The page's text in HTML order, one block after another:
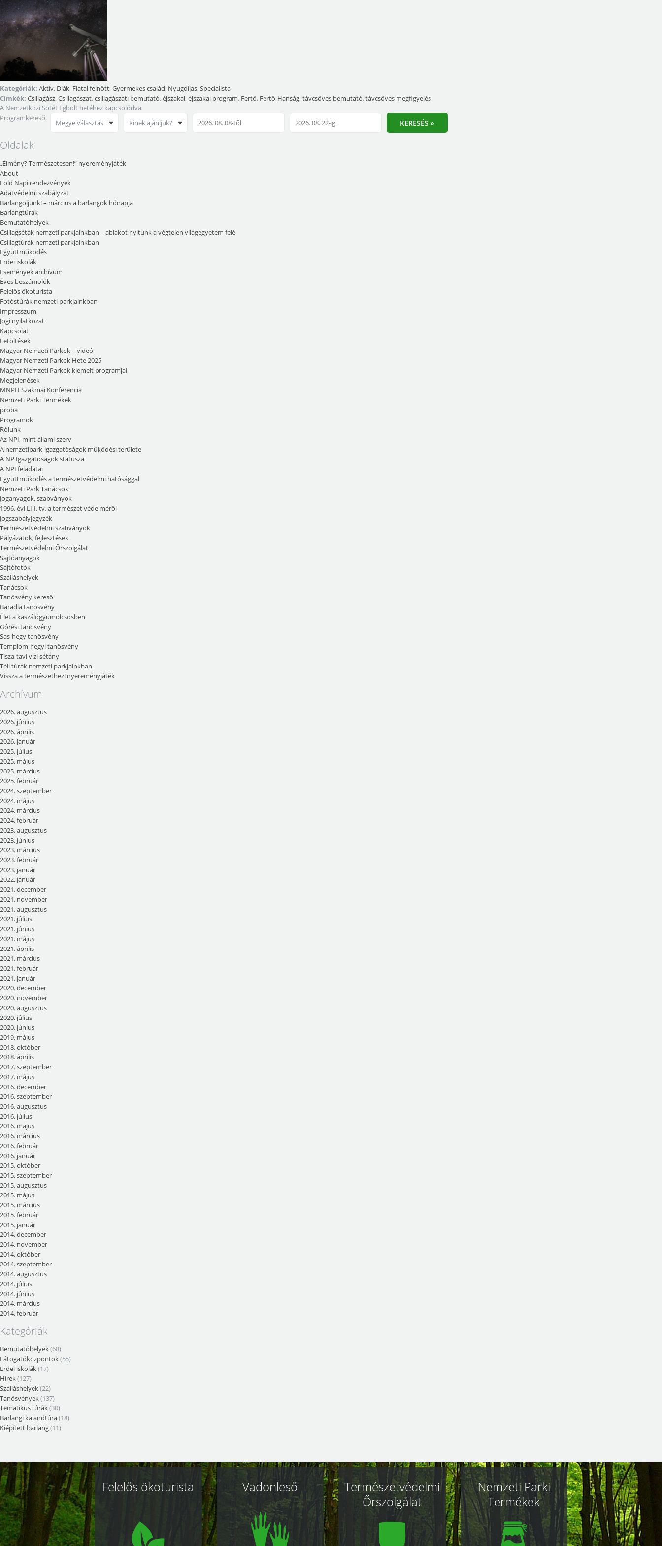
Kategóriák: Aktív, Diák, Fiatal felnőtt, Gyermekes család, Nyugdíjas, Specialista
Címkék: Csillagász, Csillagászat, csillagászati bemutató, éjszakai, éjszakai program, Fertő, Fertő-Hanság, távcsöves bemutató, távcsöves megfigyelés
A Nemzetközi Sötét Égbolt hetéhez kapcsolódva
Programkereső
Megye választás Kinek ajánljuk? KERESÉS »
Oldalak
„Élmény? Természetesen!” nyereményjáték
About
Föld Napi rendezvények
Adatvédelmi szabályzat
Barlangoljunk! – március a barlangok hónapja
Barlangtúrák
Bemutatóhelyek
Csillagséták nemzeti parkjainkban – ablakot nyitunk a végtelen világegyetem felé
Csillagtúrák nemzeti parkjainkban
Együttműködés
Erdei iskolák
Események archívum
Éves beszámolók
Felelős ökoturista
Fotóstúrák nemzeti parkjainkban
Impresszum
Jogi nyilatkozat
Kapcsolat
Letöltések
Magyar Nemzeti Parkok – videó
Magyar Nemzeti Parkok Hete 2025
Magyar Nemzeti Parkok kiemelt programjai
Megjelenések
MNPH Szakmai Konferencia
Nemzeti Parki Termékek
proba
Programok
Rólunk
Az NPI, mint állami szerv
A nemzetipark-igazgatóságok működési területe
A NP Igazgatóságok státusza
A NPI feladatai
Együttműködés a természetvédelmi hatósággal
Nemzeti Park Tanácsok
Joganyagok, szabványok
1996. évi LIII. tv. a természet védelméről
Jogszabályjegyzék
Természetvédelmi szabványok
Pályázatok, fejlesztések
Természetvédelmi Őrszolgálat
Sajtóanyagok
Sajtófotók
Szálláshelyek
Tanácsok
Tanösvény kereső
Baradla tanösvény
Élet a kaszálógyümölcsösben
Górési tanösvény
Sas-hegy tanösvény
Templom-hegyi tanösvény
Tisza-tavi vízi sétány
Téli túrák nemzeti parkjainkban
Vissza a természethez! nyereményjáték
Archívum
2026. augusztus
2026. június
2026. április
2026. január
2025. július
2025. május
2025. március
2025. február
2024. szeptember
2024. május
2024. március
2024. február
2023. augusztus
2023. június
2023. március
2023. február
2023. január
2022. január
2021. december
2021. november
2021. augusztus
2021. július
2021. június
2021. május
2021. április
2021. március
2021. február
2021. január
2020. december
2020. november
2020. augusztus
2020. július
2020. június
2019. május
2018. október
2018. április
2017. szeptember
2017. május
2016. december
2016. szeptember
2016. augusztus
2016. július
2016. május
2016. március
2016. február
2016. január
2015. október
2015. szeptember
2015. augusztus
2015. május
2015. március
2015. február
2015. január
2014. december
2014. november
2014. október
2014. szeptember
2014. augusztus
2014. július
2014. június
2014. március
2014. február
Kategóriák
Bemutatóhelyek(68)
Látogatóközpontok(55)
Erdei iskolák(17)
Hírek(127)
Szálláshelyek(22)
Tanösvények(137)
Tematikus túrák(30)
Barlangi kalandtúra(18)
Kiépített barlang(11)
Kapcsolódó
oldalak
Felelős ökoturista Vadonleső
Természetvédelmi
Őrszolgálat
Nemzeti Parki
Termékek